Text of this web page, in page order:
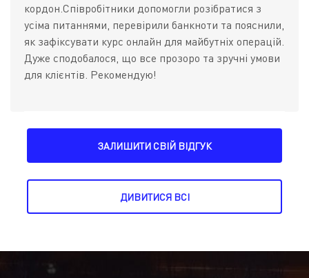
кордон.Співробітники допомогли розібратися з
усіма питаннями, перевірили банкноти та пояснили,
як зафіксувати курс онлайн для майбутніх операцій.
Дуже сподобалося, що все прозоро та зручні умови
для клієнтів. Рекомендую!
ЗАЛИШИТИ СВІЙ ВІДГУК
ДИВИТИСЯ ВСІ